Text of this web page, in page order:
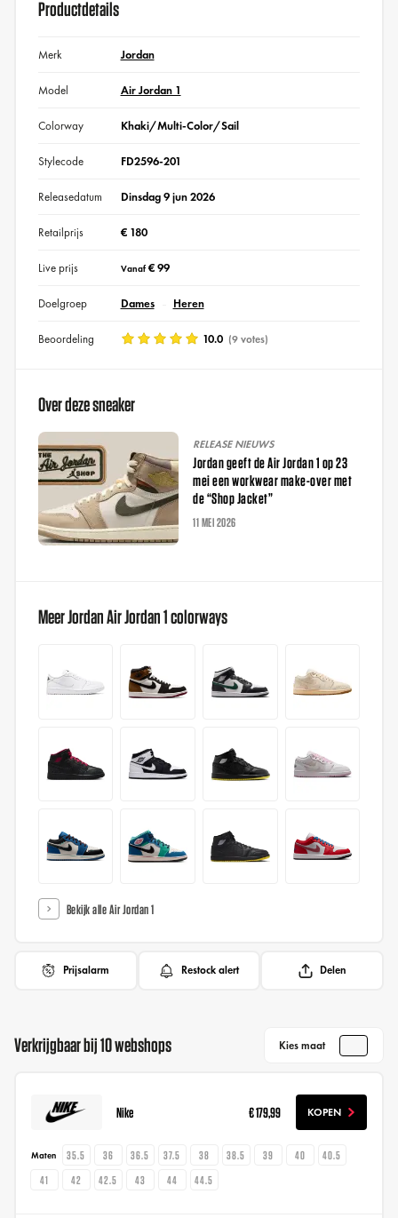
Productdetails
Merk Jordan
Model Air Jordan 1
Colorway Khaki/Multi-Color/Sail
Stylecode FD2596-201
Releasedatum Dinsdag 9 jun 2026
Retailprijs € 180
Live prijs Vanaf€ 99
Doelgroep Dames Heren
Beoordeling 10.0 (9 votes)
Over deze sneaker
RELEASE NIEUWS
Jordan geeft de Air Jordan 1 op 23
mei een workwear make-over met
de “Shop Jacket”
11 MEI 2026
Meer Jordan Air Jordan 1 colorways
Bekijk alle Air Jordan 1
Prijsalarm Restock alert Delen
Verkrijgbaar bij 10 webshops Kies maat
Nike € 179,99 KOPEN
Maten 35.5 36 36.5 37.5 38 38.5 39 40
40.5
41
42 42.5 43 44 44.5